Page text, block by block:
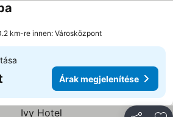
km-re innen: Városközpont
Árak megjelenítése